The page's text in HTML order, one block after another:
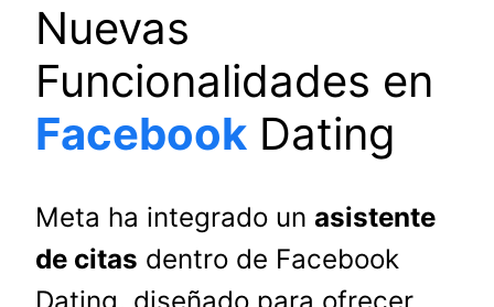
Nuevas
Funcionalidades en
Facebook Dating
Meta ha integrado un asistente
de citas dentro de Facebook